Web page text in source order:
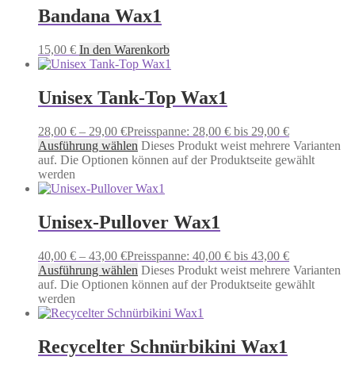
Bandana Wax1
15,00 € In den Warenkorb
Unisex Tank-Top Wax1
28,00 € – 29,00 €Preisspanne: 28,00 € bis 29,00 €
Ausführung wählen Dieses Produkt weist mehrere Varianten
auf. Die Optionen können auf der Produktseite gewählt
werden
Unisex-Pullover Wax1
40,00 € – 43,00 €Preisspanne: 40,00 € bis 43,00 €
Ausführung wählen Dieses Produkt weist mehrere Varianten
auf. Die Optionen können auf der Produktseite gewählt
werden
Recycelter Schnürbikini Wax1